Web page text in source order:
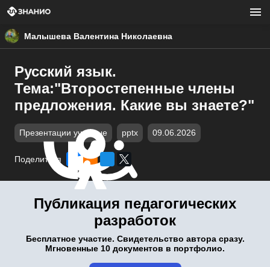
Малышева Валентина Николаевна
Русский язык.
Тема:"Второстепенные члены
предложения. Какие вы знаете?"
Презентации учебные pptx 09.06.2026
Поделиться
Публикация педагогических
разработок
Бесплатное участие. Свидетельство автора сразу.
Мгновенные 10 документов в портфолио.